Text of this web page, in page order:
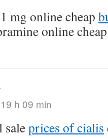
mg online cheap
online cheap
h 09 min
prices of cialis